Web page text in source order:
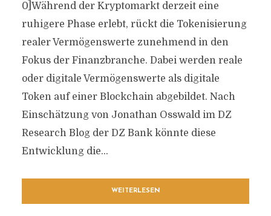
0]Während der Kryptomarkt derzeit eine
ruhigere Phase erlebt, rückt die Tokenisierung
realer Vermögenswerte zunehmend in den
Fokus der Finanzbranche. Dabei werden reale
oder digitale Vermögenswerte als digitale
Token auf einer Blockchain abgebildet. Nach
Einschätzung von Jonathan Osswald im DZ
Research Blog der DZ Bank könnte diese
Entwicklung die...
WEITERLESEN